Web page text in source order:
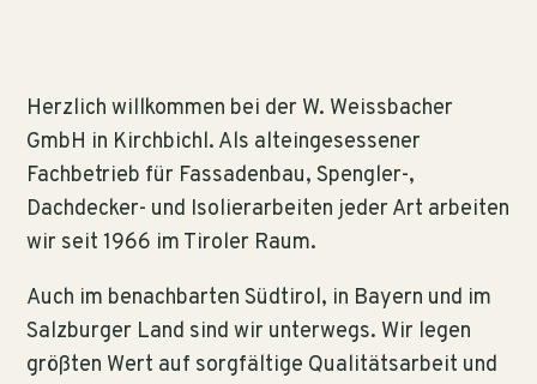
Herzlich willkommen bei der W. Weissbacher
GmbH in Kirchbichl. Als alteingesessener
Fachbetrieb für Fassadenbau, Spengler-,
Dachdecker- und Isolierarbeiten jeder Art arbeiten
wir seit 1966 im Tiroler Raum.
Auch im benachbarten Südtirol, in Bayern und im
Salzburger Land sind wir unterwegs. Wir legen
größten Wert auf sorgfältige Qualitätsarbeit und